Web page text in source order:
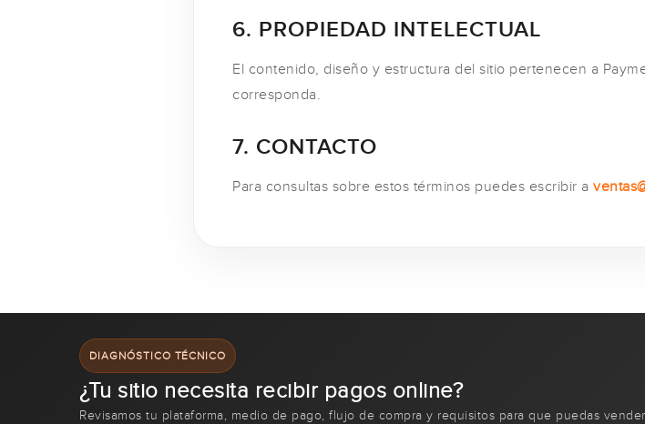
6. PROPIEDAD INTELECTUAL
El contenido, diseño y estructura del sitio pertenecen a
corresponda.
7. CONTACTO
Para consultas sobre estos términos puedes escribir a
DIAGNÓSTICO TÉCNICO
¿Tu sitio necesita recibir pagos online?
Revisamos tu plataforma, medio de pago, flujo de compra y requisitos para que puedas